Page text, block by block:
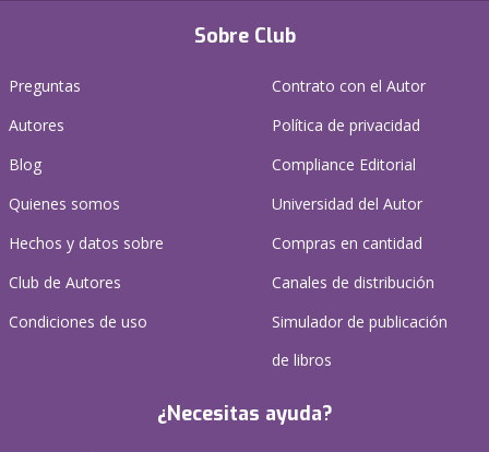
Sobre Club
Preguntas
Autores
Blog
Quienes somos
Hechos y datos sobre
Club de Autores
Condiciones de uso
Contrato con el Autor
Política de privacidad
Compliance Editorial
Universidad del Autor
Compras en cantidad
Canales de distribución
Simulador de publicación
de libros
¿Necesitas ayuda?